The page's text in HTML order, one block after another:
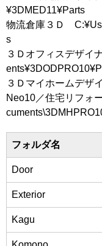
¥3DMED11¥Parts
物流倉庫３Ｄ
s
３Ｄオフィスデザ
３Ｄマイホームデザ
Neo10／住宅リフォ
フォルダ名
Door
Exterior
Kagu